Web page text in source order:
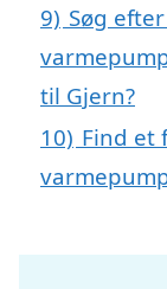
9) Søg
til Gjern?
10) Find et